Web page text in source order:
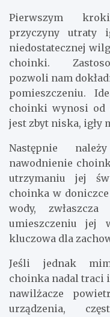
Pierwszym
przyczyny utraty
niedostatecznej
choinki.
pozwoli nam
pomieszczeniu.
choinki wynosi od
jest zbyt niska, igły
Następnie
nawodnienie
utrzymaniu jej
choinka w doniczce
wody,
umieszczeniu jej
kluczowa dla
Jeśli jednak
choinka nadal traci
nawilżacze
urządzenia,